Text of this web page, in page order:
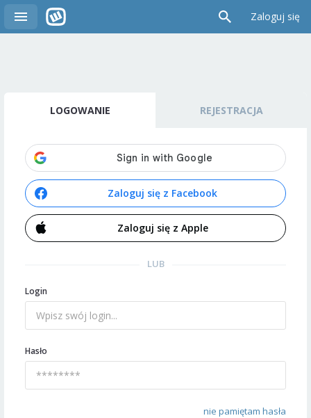
Zaloguj się
LOGOWANIE REJESTRACJA
Zaloguj się z Facebook
Zaloguj się z Apple
LUB
Login
Hasło
nie pamiętam hasła